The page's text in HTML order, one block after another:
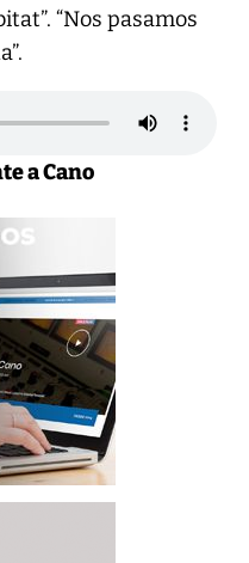
“Nos pasamos
a Cano